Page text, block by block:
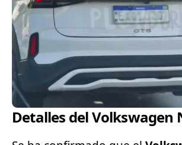
Detalles del Volkswagen